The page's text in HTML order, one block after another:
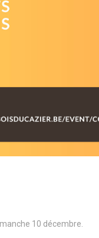
10 décembre.